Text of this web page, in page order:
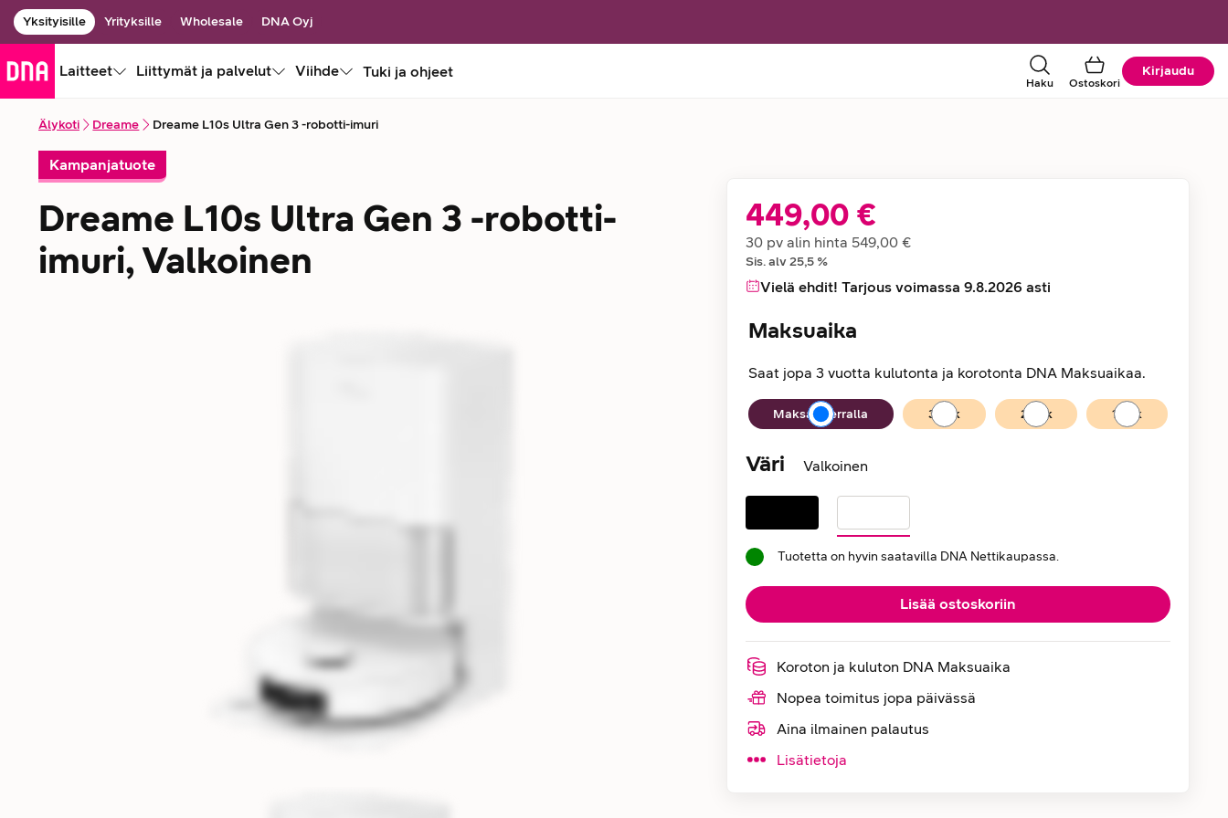
Yksityisille Yrityksille Wholesale DNA Oyj
Laitteet Liittymät ja palvelut Viihde Tuki ja ohjeet
Haku Ostoskori
Kirjaudu
Älykoti Dreame Dreame L10s Ultra Gen 3 -robotti-imuri
Kampanjatuote
Dreame L10s Ultra Gen 3 -robotti-
imuri, Valkoinen
Hintatiedot
449,00 €
30 pv alin hinta 549,00 €
Sis. alv 25,5%
Vielä ehdit! Tarjous voimassa 9.8.2026 asti
Maksuaika
Saat jopa 3 vuotta kulutonta ja korotonta DNA Maksuaikaa.
Maksuaika
Maksan kerralla 36 kk 24 kk 12 kk
Väri Valkoinen
Tuotetta on hyvin saatavilla DNA Nettikaupassa.
Lisää ostoskoriin
Koroton ja kuluton DNA Maksuaika
Nopea toimitus jopa päivässä
Aina ilmainen palautus
Lisätietoja